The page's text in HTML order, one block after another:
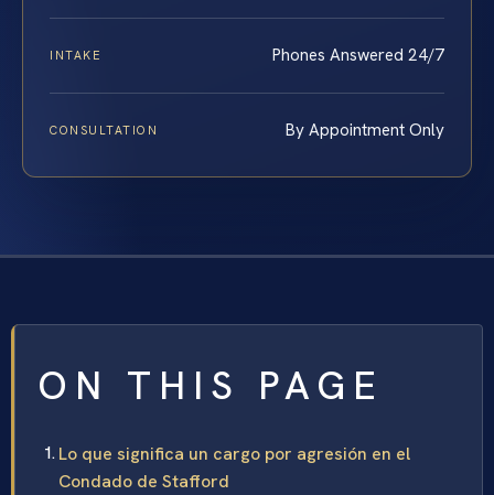
INTAKE Phones Answered 24/7
CONSULTATION By Appointment Only
ON THIS PAGE
Lo que significa un cargo por agresión en el
Condado de Stafford